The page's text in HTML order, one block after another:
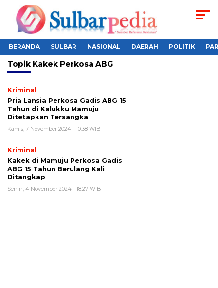
BERANDA SULBAR NASIONAL DAERAH POLITIK
Topik Kakek Perkosa ABG
Kriminal
Pria Lansia Perkosa Gadis ABG 15
Tahun di Kalukku Mamuju
Ditetapkan Tersangka
Kamis, 7 November 2024 - 10:38 WIB
Kriminal
Kakek di Mamuju Perkosa Gadis
ABG 15 Tahun Berulang Kali
Ditangkap
Senin, 4 November 2024 - 18:27 WIB